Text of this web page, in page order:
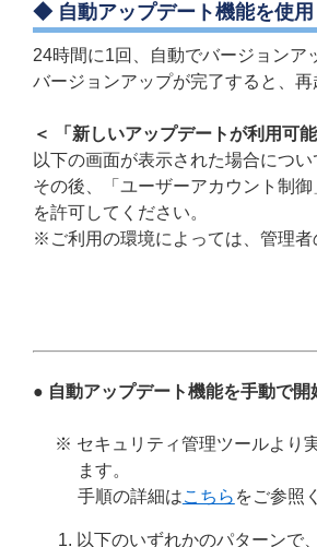
◆ 自動アップデート機能を使
24時間に1回、自動でバージョンア
バージョンアップが完了すると、
＜ 「新しいアップデートが利用可
以下の画面が表示された場合につ
その後、「ユーザーアカウント制
を許可してください。
※ご利用の環境によっては、管理
● 自動アップデート機能を手動で開
※ セキュリティ管理ツールより
ます。
手順の詳細はこちら をご参照
以下のいずれかのパターンで